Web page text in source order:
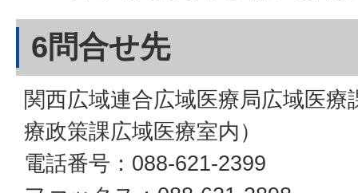
6問合せ先
関西広域連合広域医療局広域医
療政策課広域医療室内）
電話番号：088-621-2399